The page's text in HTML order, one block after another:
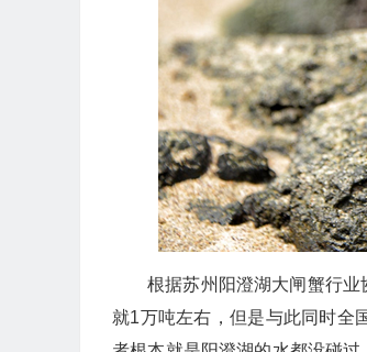
根据苏州阳澄湖大闸蟹行
就1万吨左右，但是与此同时全